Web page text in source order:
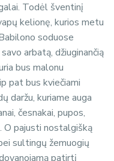
Todėl šventinį
kelionę, kurios metu
soduose
arbatą, džiuginančią
bus malonu
pat bus kviečiami
daržu, kuriame auga
česnakai, pupos,
O pajusti nostalgišką
sultingų žemuogių
patirtį